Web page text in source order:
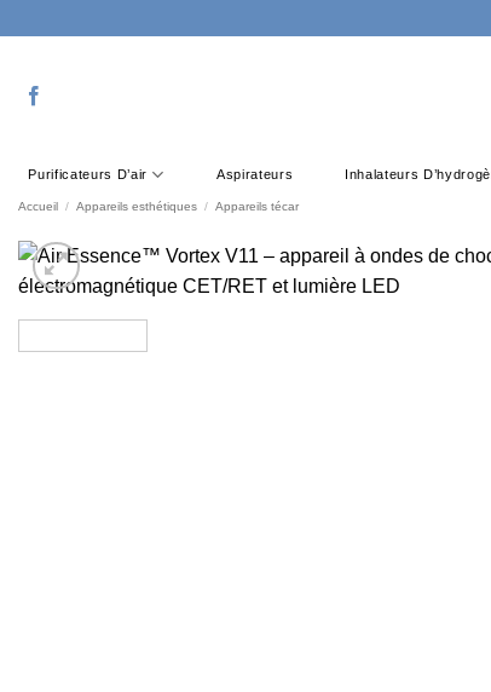
Purificateurs D’air Aspirateurs Inhalateurs
Accueil / Appareils esthétiques / Appareils técar